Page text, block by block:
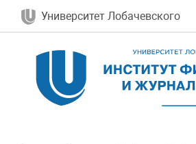
Университет Лобачевского